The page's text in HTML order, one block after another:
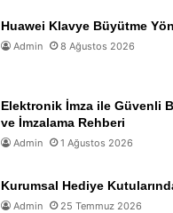
Huawei Klavye Büyütme
Admin 8 Ağustos 2026
Elektronik İmza ile Güvenli
ve İmzalama Rehberi
Admin 1 Ağustos 2026
Kurumsal Hediye
Admin 25 Temmuz 2026